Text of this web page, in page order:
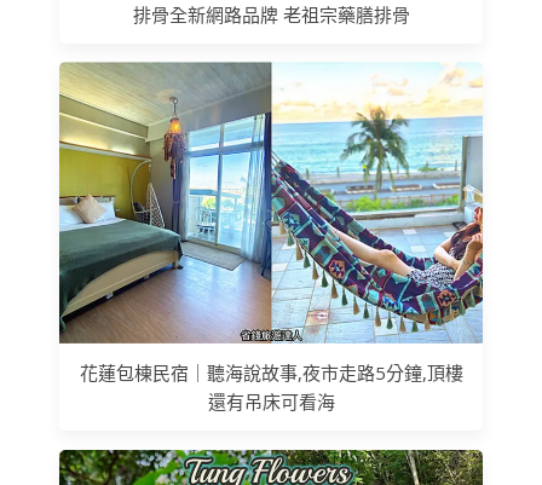
排骨全新網路品牌 老祖宗藥膳排骨
花蓮包棟民宿｜聽海說故事,夜市走路5分鐘,頂樓
還有吊床可看海